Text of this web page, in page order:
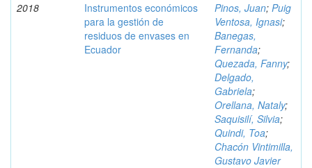
2018
Instrumentos económicos
para la gestión de
residuos de envases en
Ecuador
Pinos, Juan; Puig
Ventosa, Ignasi;
Banegas,
Fernanda;
Quezada, Fanny;
Delgado,
Gabriela;
Orellana, Nataly;
Saquisilí, Silvia;
Quindi, Toa;
Chacón Vintimilla,
Gustavo Javier